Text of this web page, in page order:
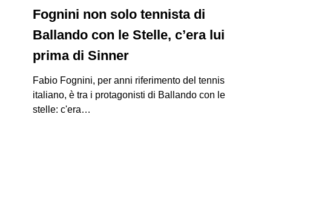
Fognini non solo tennista di
Ballando con le Stelle, c’era lui
prima di Sinner
Fabio Fognini, per anni riferimento del tennis
italiano, è tra i protagonisti di Ballando con le
stelle: c'era…